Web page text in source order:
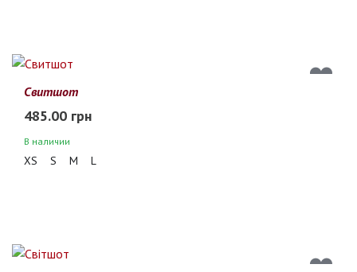
Свитшот
485.00 грн
В наличии
XS S M L